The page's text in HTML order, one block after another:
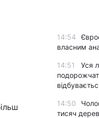
14:54
власним
14:51
Уся
14:50
тисяч